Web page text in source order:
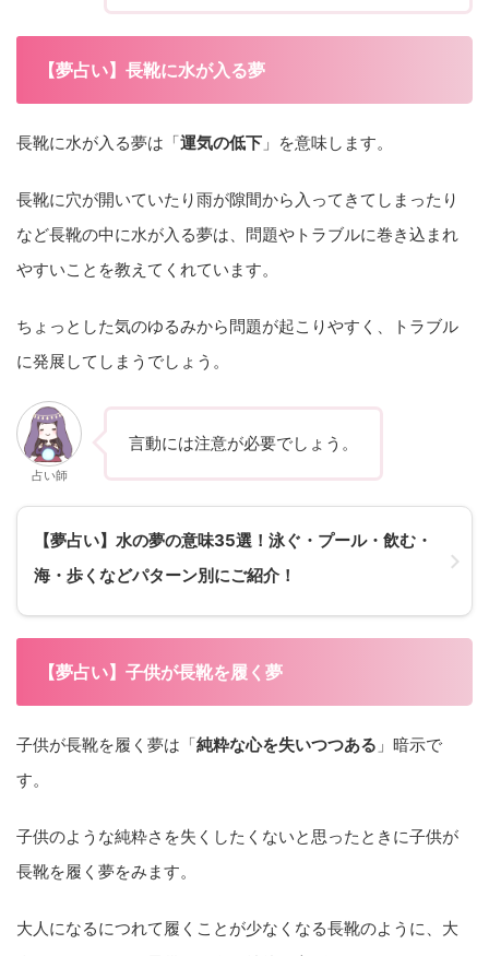
【夢占い】長靴に水が入る夢
長靴に水が入る夢は「運気の低下 」を意味します。
長靴に穴が開いていたり雨が隙間から入ってきてしまったり
など長靴の中に水が入る夢は、問題やトラブルに巻き込まれ
やすいことを教えてくれています。
ちょっとした気のゆるみから問題が起こりやすく、トラブル
に発展してしまうでしょう。
占い師
言動には注意が必要でしょう。
【夢占い】水の夢の意味35選！泳ぐ・プール・飲む・
海・歩くなどパターン別にご紹介！
【夢占い】子供が長靴を履く夢
子供が長靴を履く夢は「純粋な心を失いつつある 」暗示で
す。
子供のような純粋さを失くしたくないと思ったときに子供が
長靴を履く夢をみます。
大人になるにつれて履くことが少なくなる長靴のように、大